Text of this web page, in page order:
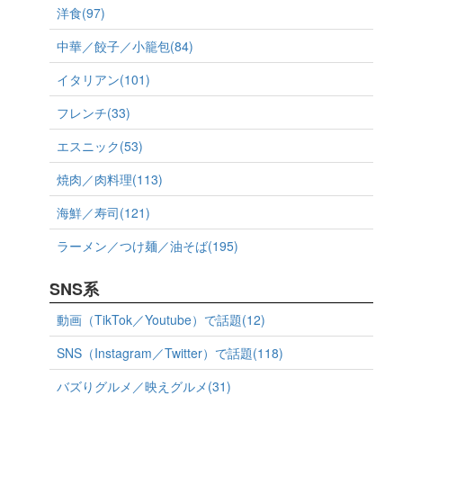
洋食(97)
中華／餃子／小籠包(84)
イタリアン(101)
フレンチ(33)
エスニック(53)
焼肉／肉料理(113)
海鮮／寿司(121)
ラーメン／つけ麺／油そば(195)
SNS系
動画（TikTok／Youtube）で話題(12)
SNS（Instagram／Twitter）で話題(118)
バズりグルメ／映えグルメ(31)